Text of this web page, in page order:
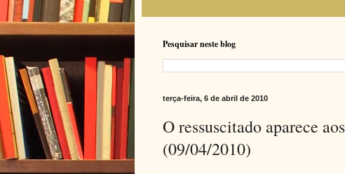
Pesquisar neste blog
terça-feira, 6 de abril de 2010
O ressuscitado aparece
(09/04/2010)